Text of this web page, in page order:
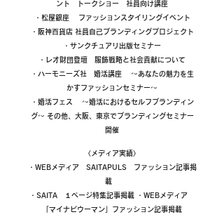
ント トークショー 社員向け講座
・松屋銀座 ファッションスタイリングイベント
・阪神百貨店 社員自己ブランディングプロジェクト
・サンクチュアリ出版セミナー
・レオ財団登壇 服飾戦略と社会貢献について
・ハーモニーズ社 婚活講座 〜あなたの魅力を生
かすファッションセミナー〜
・婚活フェス 〜婚活におけるセルフブランディン
グ〜 その他、大阪、東京でブランディングセミナー
開催
〈メディア実績〉
・WEBメディア SAITAPULS ファッション記事掲
載
・SAITA １ページ特集記事掲載 ・WEBメディア
「マイナビウーマン」ファッション記事掲載